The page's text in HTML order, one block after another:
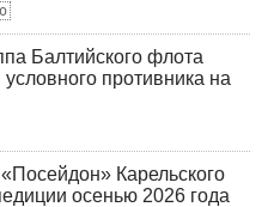
Балтийского флота
противника на
Карельского
осенью 2026 года